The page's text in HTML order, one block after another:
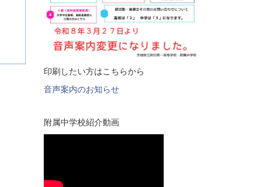
印刷したい方はこちらから
音声案内のお知らせ
附属中学校紹介動画